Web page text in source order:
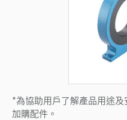
*為協助用戶了解產品用途
加購配件。